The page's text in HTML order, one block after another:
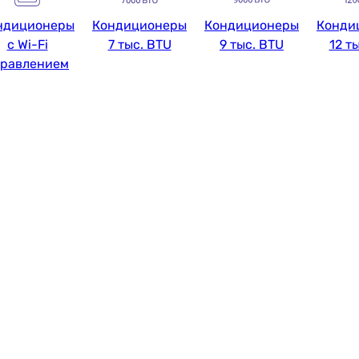
с Wi-Fi
Кондиционеры
7 тыс. BTU
Кондиционеры
9 тыс. BTU
12